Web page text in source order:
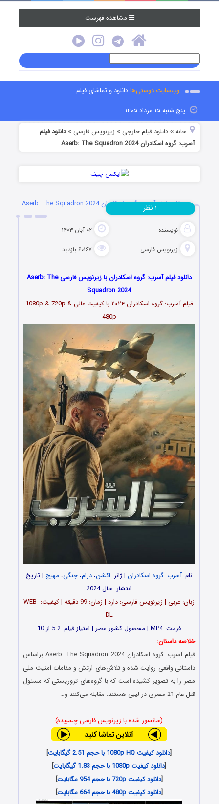
مشاهده فهرست
وب‌سایت دوستی‌هادانلود و تماشای فیلم
پنج شنبه ۱۵ مرداد ۱۴۰۵
خانه »دانلود فیلم خارجی » زیرنویس فارسی »دانلود فیلم
آسرب: گروه اسکادران Aserb: The Squadron 2024
دانلود فیلم آسرب: گروه اسکادران Aserb: The Squadron 2024
نویسنده ۰۲ آبان ۱۴۰۳
زیرنویس فارسی ۶۰۱۶۷ بازدید
۱ نظر
دانلود فیلم آسرب: گروه اسکادران با زیرنویس فارسی Aserb: The
Squadron 2024
فیلم آسرب: گروه اسکادران ۲۰۲۴ با کیفیت عالی 1080p & 720p &
480p
نام:آسرب: گروه اسکادران | ژانر: اکشن، درام، جنگی، مهیج | تاریخ
انتشار: سال 2024
زبان: عربی | زیرنویس فارسی: دارد | زمان: 99 دقیقه | کیفیت: WEB-
DL
فرمت: MP4 | محصول کشور مصر | امتیاز فیلم: 5.2 از 10
خلاصه داستان:
فیلم آسرب: گروه اسکادران Aserb: The Squadron 2024 براساس
داستانی واقعی روایت شده و تلاش‌های ارتش و مقامات امنیت ملی
مصر را به تصویر کشیده است که با گروه‌های تروریستی که مسئول
قتل عام 21 مصری در لیبی هستند، مقابله می‌کنند و…
(سانسور شده با زیرنویس فارسی چسبیده)
[دانلود کیفیت 1080p HQ با حجم 2.51 گیگابایت
]
[دانلود کیفیت 1080p با حجم 1.83 گیگابایت
]
[دانلود کیفیت 720p با حجم 954 مگابایت
]
[دانلود کیفیت 480p با حجم 664 مگابایت ]